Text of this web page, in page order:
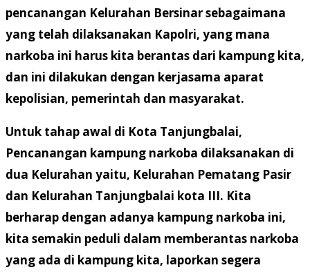
pencanangan Kelurahan Bersinar sebagaimana
yang telah dilaksanakan Kapolri, yang mana
narkoba ini harus kita berantas dari kampung kita,
dan ini dilakukan dengan kerjasama aparat
kepolisian, pemerintah dan masyarakat.
Untuk tahap awal di Kota Tanjungbalai,
Pencanangan kampung narkoba dilaksanakan di
dua Kelurahan yaitu, Kelurahan Pematang Pasir
dan Kelurahan Tanjungbalai kota III. Kita
berharap dengan adanya kampung narkoba ini,
kita semakin peduli dalam memberantas narkoba
yang ada di kampung kita, laporkan segera